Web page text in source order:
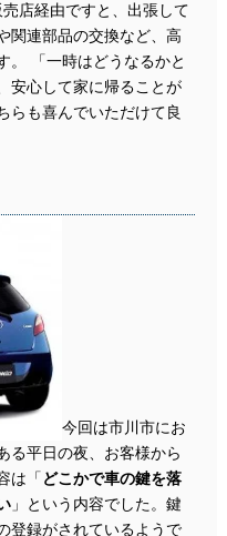
店経由ですと、出張して
関連部品の交換など、高
。 「一時はどうなるかと
安心して家に帰ることが
らも喜んでいただけて良
今回は市川市にお
る平日の夜、お客様から
は「どこかで車の鍵を落
」という内容でした。鍵
登録がされているようで